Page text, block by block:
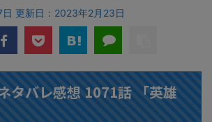
更新日： 2023年2月23日
タバレ感想 1071話 「英雄